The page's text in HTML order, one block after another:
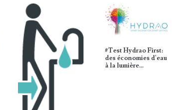
#Test Hydrao First:
des économies d'eau
à la lumière…